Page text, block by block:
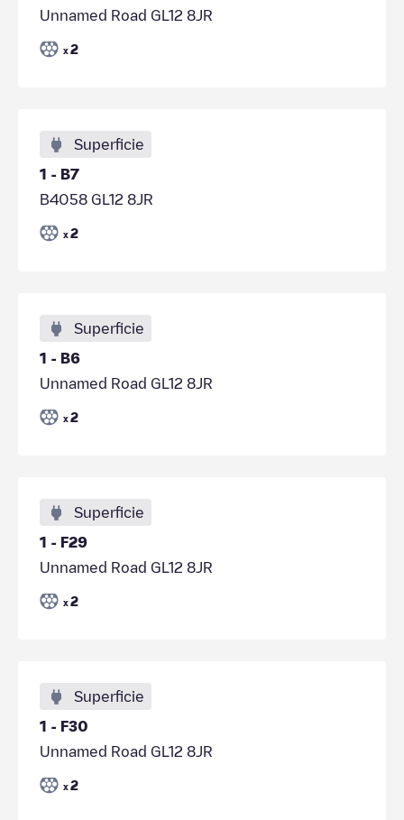
Unnamed Road GL12 8JR
x 2
Superficie
1 - B7
B4058 GL12 8JR
x 2
Superficie
1 - B6
Unnamed Road GL12 8JR
x 2
Superficie
1 - F29
Unnamed Road GL12 8JR
x 2
Superficie
1 - F30
Unnamed Road GL12 8JR
x 2